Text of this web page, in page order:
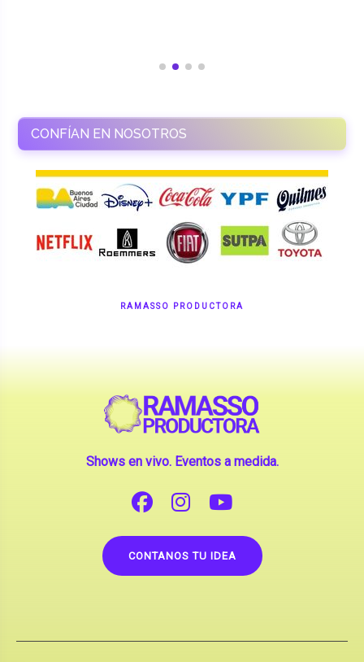
RAMASSO PRODUCTORA